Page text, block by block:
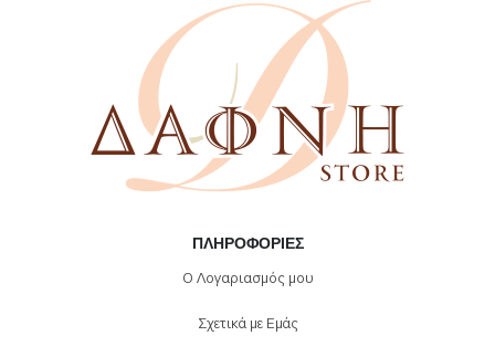
προϊόντος
ΠΛΗΡΟΦΟΡΊΕΣ
Ο Λογαριασμός μου
Σχετικά με Εμάς